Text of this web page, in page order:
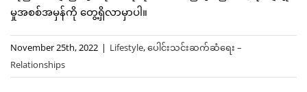
မှုအစစ်အမှန်ကို တွေ့ရှိလာမှာပါ။
November 25th, 2022 | Lifestyle,ပေါင်းသင်းဆက်ဆံရေး –
Relationships